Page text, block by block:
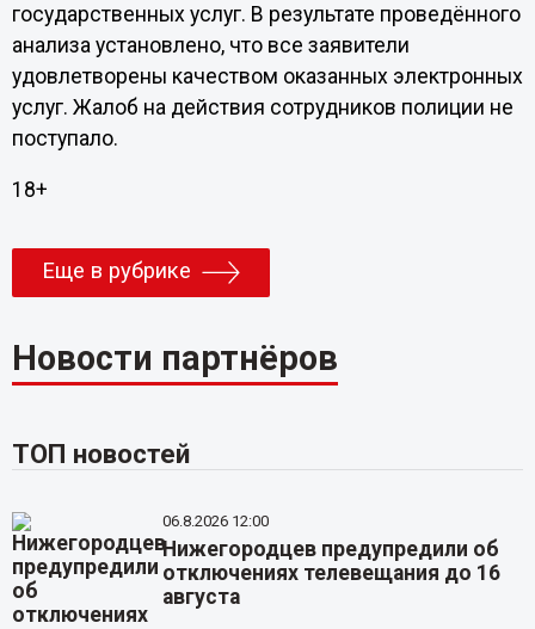
государственных услуг. В результате проведённого
анализа установлено, что все заявители
удовлетворены качеством оказанных электронных
услуг. Жалоб на действия сотрудников полиции не
поступало.
18+
Еще в рубрике
Новости партнёров
ТОП новостей
06.8.2026 12:00
Нижегородцев предупредили об
отключениях телевещания до 16
августа